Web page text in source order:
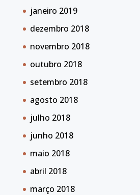
janeiro 2019
dezembro 2018
novembro 2018
outubro 2018
setembro 2018
agosto 2018
julho 2018
junho 2018
maio 2018
abril 2018
março 2018